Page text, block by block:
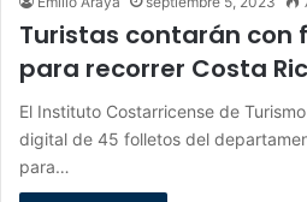
Turistas contarán con
para recorrer Costa
El Instituto Costarricense de
digital de 45 folletos del
para…